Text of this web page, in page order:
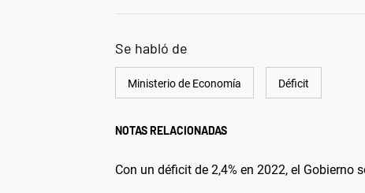
Se habló de
Ministerio de Economía Déficit
NOTAS RELACIONADAS
Con un déficit de 2,4% en 2022, el Gobierno